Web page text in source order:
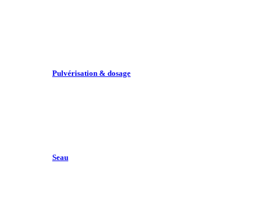
Pulvérisation & dosage
Seau